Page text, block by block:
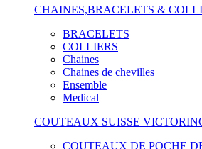
CHAINES,BRACELETS &
BRACELETS
COLLIERS
Chaines
Chaines de chevilles
Ensemble
Medical
COUTEAUX SUISSE
COUTEAUX DE POCHE